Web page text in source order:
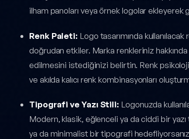
ilham panoları veya örnek logolar ekleyerek
Renk Paleti: Logo tasarımında
doğrudan etkiler. Marka renkleriniz
edilmesini istediğinizi belirtin. Renk
ve akılda kalıcı renk kombinasyonları
Tipografi ve Yazı Stili: Logonuzda
Modern, klasik, eğlenceli ya da ciddi bir
ya da minimalist bir tipografi hedefliyorsanız